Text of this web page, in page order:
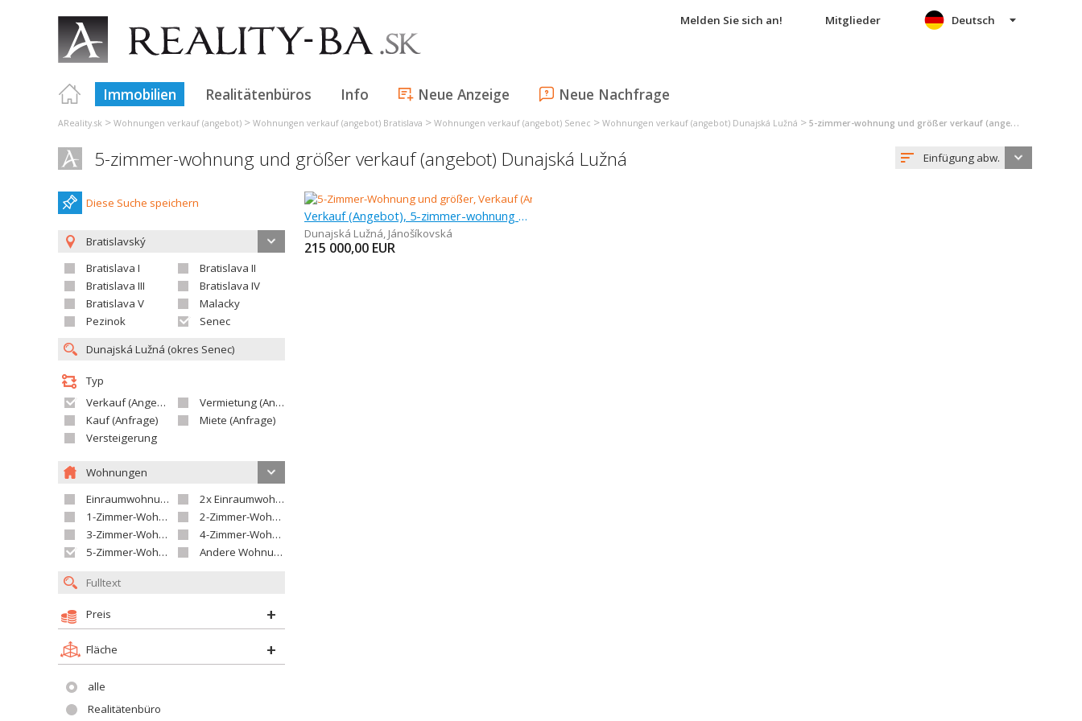
Melden Sie sich an! Mitglieder
Immobilien Realitätenbüros Info Neue Anzeige Neue Nachfrage
Deutsch
AReality.sk > Wohnungen verkauf (angebot) > Wohnungen verkauf (angebot) Bratislava > Wohnungen verkauf (angebot) Senec > Wohnungen verkauf (angebot) Dunajská Lužná > 5-zimmer-wohnung und größer verkauf (angebot) Dunajská Lužná
5-zimmer-wohnung und größer verkauf (angebot) Dunajská Lužná Einfügung abw.
Diese Suche speichern
Bratislavský
Bratislava I
Bratislava II
Bratislava III
Bratislava IV
Bratislava V
Malacky
Pezinok
Senec
Typ
Verkauf (Angebot)
Vermietung (Angebot)
Kauf (Anfrage)
Miete (Anfrage)
Versteigerung
Wohnungen
Einraumwohnung
2x Einraumwohnung
1-Zimmer-Wohnung
2-Zimmer-Wohnung
3-Zimmer-Wohnung
4-Zimmer-Wohnung
5-Zimmer-Wohnung und größer
Andere Wohnung
Preis
Fläche
alle
Realitätenbüro
Verkauf (Angebot), 5-zimmer-wohnung und größer, 120 m
Dunajská Lužná, Jánošíkovská
215 000,00 EUR